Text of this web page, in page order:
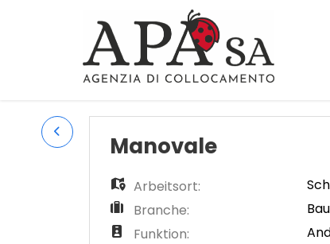
Manovale
Arbeitsort:
Branche:
Funktion: